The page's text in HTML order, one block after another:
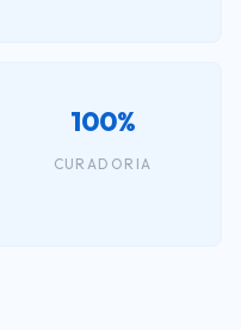
100%
CURADORIA